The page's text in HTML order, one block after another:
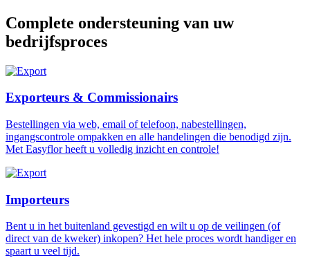
Complete ondersteuning van uw
bedrijfsproces
Exporteurs & Commissionairs
Bestellingen via web, email of telefoon, nabestellingen,
ingangscontrole ompakken en alle handelingen die benodigd zijn.
Met Easyflor heeft u volledig inzicht en controle!
Importeurs
Bent u in het buitenland gevestigd en wilt u op de veilingen (of
direct van de kweker) inkopen? Het hele proces wordt handiger en
spaart u veel tijd.